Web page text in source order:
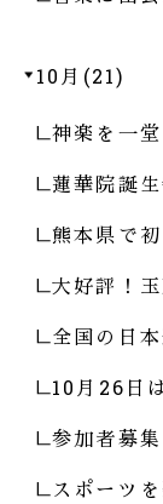
10月(21)
神楽を一
蓮華院誕
熊本県で
大好評！
全国の日
10月26日
参加者募
スポーツ